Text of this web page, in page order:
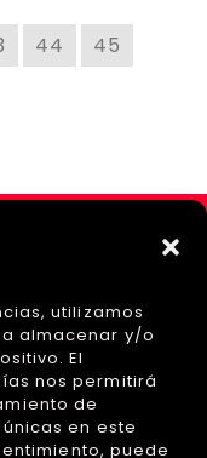
utilizamos
almacenar y/o
El
nos permitirá
de
en este
puede
44
45